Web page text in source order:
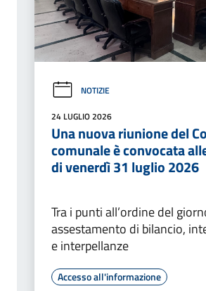
NOTIZIE
24 LUGLIO 2026
Una nuova riunione del
comunale è convocata
di venerdì 31 luglio 2026
Tra i punti all’ordine del
assestamento di bilancio,
e interpellanze
Accesso all'informazione